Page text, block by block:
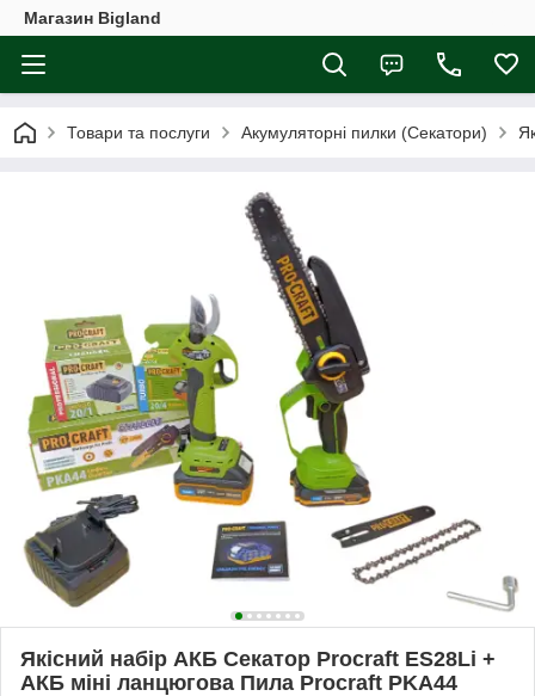
Магазин Bigland
Товари та послуги Акумуляторні пилки (Секатори)
Якісний набір АКБ Секатор Procraft ES28Li +
АКБ міні ланцюгова Пила Procraft PKA44